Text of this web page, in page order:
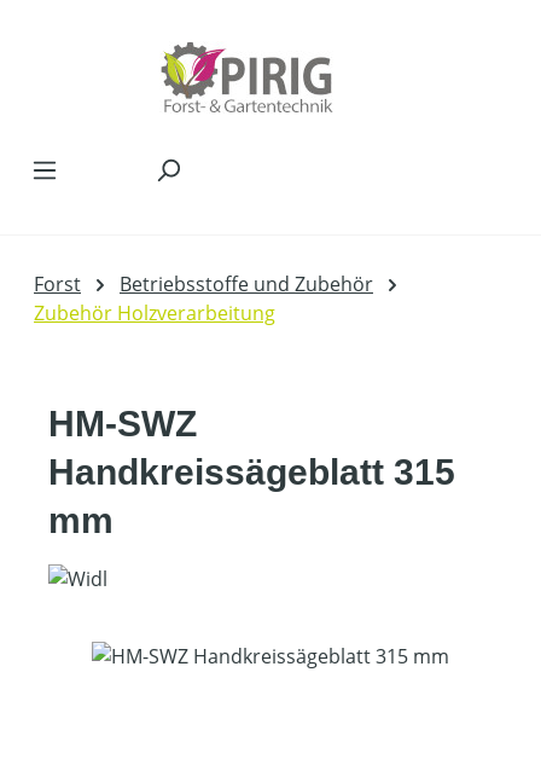
Forst
Betriebsstoffe und Zubehör
Zubehör Holzverarbeitung
HM-SWZ
Handkreissägeblatt 315
mm
Bildergalerie überspringen